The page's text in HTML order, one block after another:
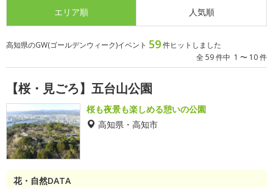
エリア順 人気順
高知県のGW(ゴールデンウィーク)イベント 59件ヒットしました
全 59 件中 1 〜 10 件
【桜・見ごろ】五台山公園
桜も夜景も楽しめる憩いの公園
高知県・高知市
花・自然DATA